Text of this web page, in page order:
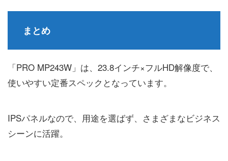
まとめ
「PRO MP243W」は、23.8インチ×フルHD解像度で、
使いやすい定番スペックとなっています。
IPSパネルなので、用途を選ばず、さまざまなビジネス
シーンに活躍。